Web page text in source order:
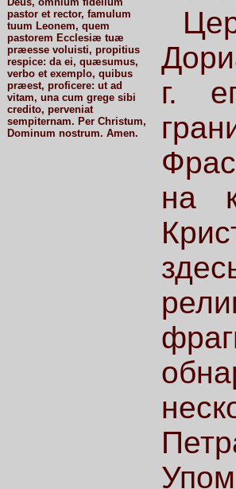
pastor et rector, famulum
tuum Leonem, quem
pastorem Ecclesiæ tuæ
præesse voluisti, propitius
respice: da ei, quæsumus,
verbo et exemplo, quibus
præest, proficere: ut ad
vitam, una cum grege sibi
credito, perveniat
sempiternam. Per Christum,
Dominum nostrum. Amen.
г.
на